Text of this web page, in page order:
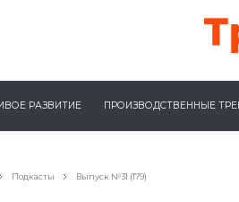
№27 (225)
РАЗВИТИЕ ПРОИЗВОДСТВЕННЫЕ
Подкасты Выпуск №31 (179)